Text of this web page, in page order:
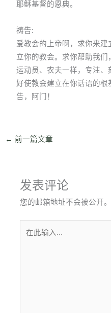
耶稣基督的恩典。
祷告:
爱教会的上帝啊，求你来
立你的教会。求你帮助我们
运动员、农夫一样，专注、
好使教会建立在你话语的
告，阿门！
← 前一篇文章
发表评论
您的邮箱地址不会被公开。